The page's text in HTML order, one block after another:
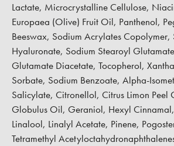
Lactate, Microcrystalline Cellulose,
Europaea (Olive) Fruit Oil, Panthenol,
Beeswax, Sodium Acrylates Copolymer,
Hyaluronate, Sodium Stearoyl
Glutamate Diacetate, Tocopherol,
Sorbate, Sodium Benzoate, Alpha-
Salicylate, Citronellol, Citrus Limon Peel
Globulus Oil, Geraniol, Hexyl
Linalool, Linalyl Acetate, Pinene,
Tetramethyl